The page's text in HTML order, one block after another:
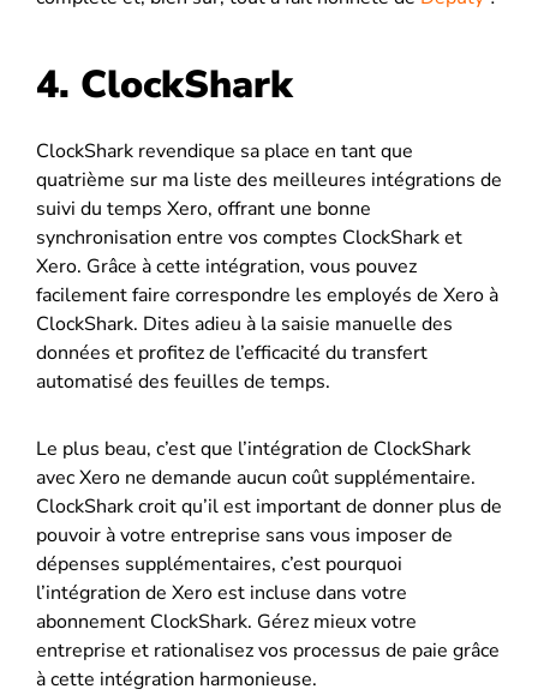
4. ClockShark
ClockShark revendique sa place en tant que
quatrième sur ma liste des meilleures intégrations de
suivi du temps Xero, offrant une bonne
synchronisation entre vos comptes ClockShark et
Xero. Grâce à cette intégration, vous pouvez
facilement faire correspondre les employés de Xero à
ClockShark. Dites adieu à la saisie manuelle des
données et profitez de l’efficacité du transfert
automatisé des feuilles de temps.
Le plus beau, c’est que l’intégration de ClockShark
avec Xero ne demande aucun coût supplémentaire.
ClockShark croit qu’il est important de donner plus de
pouvoir à votre entreprise sans vous imposer de
dépenses supplémentaires, c’est pourquoi
l’intégration de Xero est incluse dans votre
abonnement ClockShark. Gérez mieux votre
entreprise et rationalisez vos processus de paie grâce
à cette intégration harmonieuse.